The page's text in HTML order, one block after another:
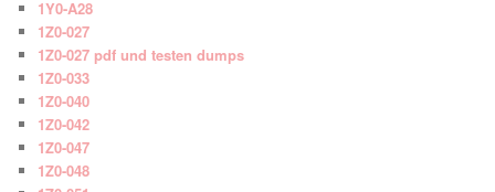
1Y0-A28
1Z0-027
1Z0-027 pdf und testen dumps
1Z0-033
1Z0-040
1Z0-042
1Z0-047
1Z0-048